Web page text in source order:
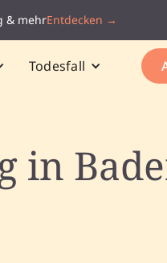
& mehrEntdecken →
Todesfall
in